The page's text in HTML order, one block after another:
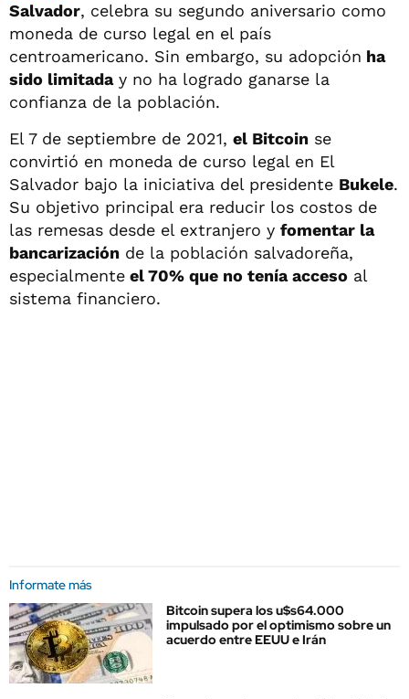
Salvador, celebra su segundo aniversario como
moneda de curso legal en el país
centroamericano. Sin embargo, su adopción ha
sido limitaday no ha logrado ganarse la
confianza de la población.
El 7 de septiembre de 2021, el Bitcoin se
convirtió en moneda de curso legal en El
Salvador bajo la iniciativa del presidente Bukele.
Su objetivo principal era reducir los costos de
las remesas desde el extranjero y fomentar la
bancarización de la población salvadoreña,
especialmente el 70% que no tenía acceso al
sistema financiero.
Informate más
Bitcoin supera los u$s64.000
impulsado por el optimismo sobre un
acuerdo entre EEUU e Irán